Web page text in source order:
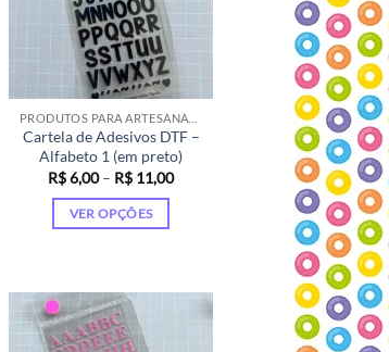
opções
podem
ser
escolhidas
na
página
do
produto
PRODUTOS PARA ARTESANATO
Cartela de Adesivos DTF –
Alfabeto 1 (em preto)
R$6,00 – R$ 11,00Faixa
VER OPÇÕES
tem
várias
variantes.